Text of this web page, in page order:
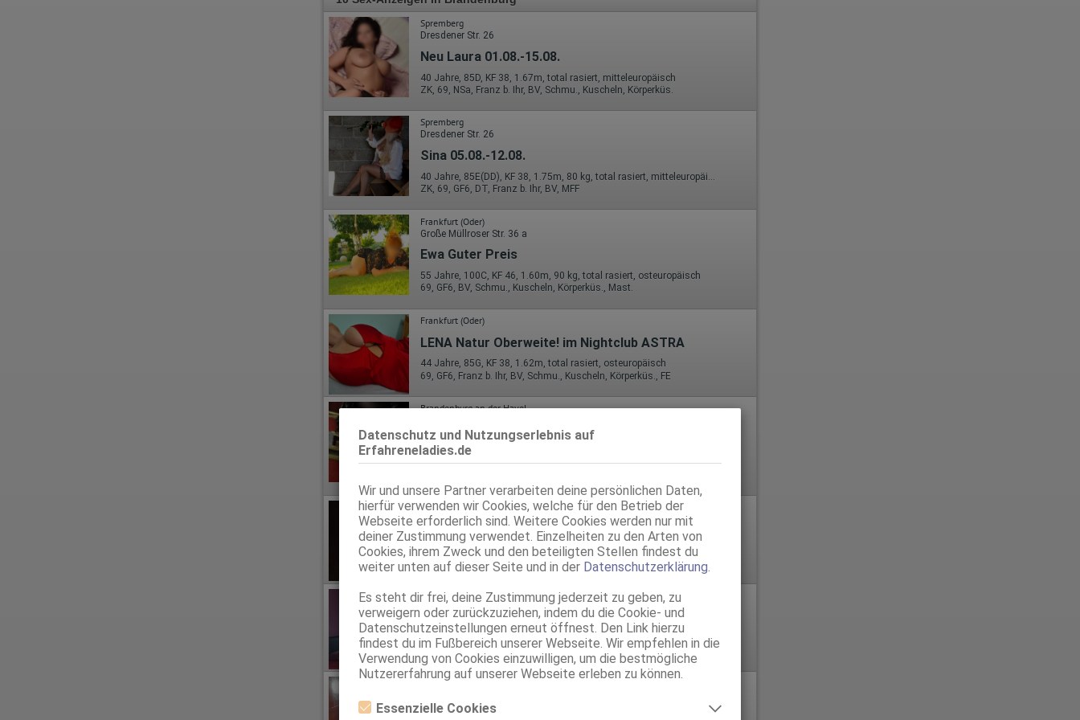
Datenschutz und Nutzungserlebnis auf
Erfahreneladies.de
Wir und unsere Partner verarbeiten deine persönlichen Daten,
hierfür verwenden wir Cookies, welche für den Betrieb der
Webseite erforderlich sind. Weitere Cookies werden nur mit
deiner Zustimmung verwendet. Einzelheiten zu den Arten von
Cookies, ihrem Zweck und den beteiligten Stellen findest du
weiter unten auf dieser Seite und in der Datenschutzerklärung.
Es steht dir frei, deine Zustimmung jederzeit zu geben, zu
verweigern oder zurückzuziehen, indem du die Cookie- und
Datenschutzeinstellungen erneut öffnest. Den Link hierzu
findest du im Fußbereich unserer Webseite. Wir empfehlen in die
Verwendung von Cookies einzuwilligen, um die bestmögliche
Nutzererfahrung auf unserer Webseite erleben zu können.
Essenzielle Cookies
Spremberg
Dresdener Str. 26
Neu Laura 01.08.-15.08.
40 Jahre, 85D, KF 38, 1.67m, total rasiert, mitteleuropäisch
ZK, 69, NSa, Franz b. Ihr, BV, Schmu., Kuscheln, Körperküs.
Spremberg
Dresdener Str. 26
Sina 05.08.-12.08.
40 Jahre, 85E(DD), KF 38, 1.75m, 80 kg, total rasiert, mitteleuropäisch
ZK, 69, GF6, DT, Franz b. Ihr, BV, MFF
Frankfurt (Oder)
Große Müllroser Str. 36 a
Ewa Guter Preis
55 Jahre, 100C, KF 46, 1.60m, 90 kg, total rasiert, osteuropäisch
69, GF6, BV, Schmu., Kuscheln, Körperküs., Mast.
Frankfurt (Oder)
LENA Natur Oberweite! im Nightclub ASTRA
44 Jahre, 85G, KF 38, 1.62m, total rasiert, osteuropäisch
69, GF6, Franz b. Ihr, BV, Schmu., Kuscheln, Körperküs., FE
Brandenburg an der Havel
Linda - ganz NEU!
40 Jahre, 85E(DD), KF 40/42, 1.65m, total rasiert, karibisch
Königs Wusterhausen
Lilly
40 Jahre, 100E(DD), KF 50, 1.73m, 110 kg, total rasiert, deutsch
69, Franz b. Ihr, Schmu., Kuscheln, Körperküs., DSa, Mast., FE
Luckenwalde
Marina aus Russland
47 Jahre, 90E(DD), KF 42, 1.67m, total rasiert, osteuropäisch
ZK, 69, GF6, NSa, NSp, Franz b. Ihr, BV
Cottbus
Reife deutsche Lady sucht deutschen Mann!